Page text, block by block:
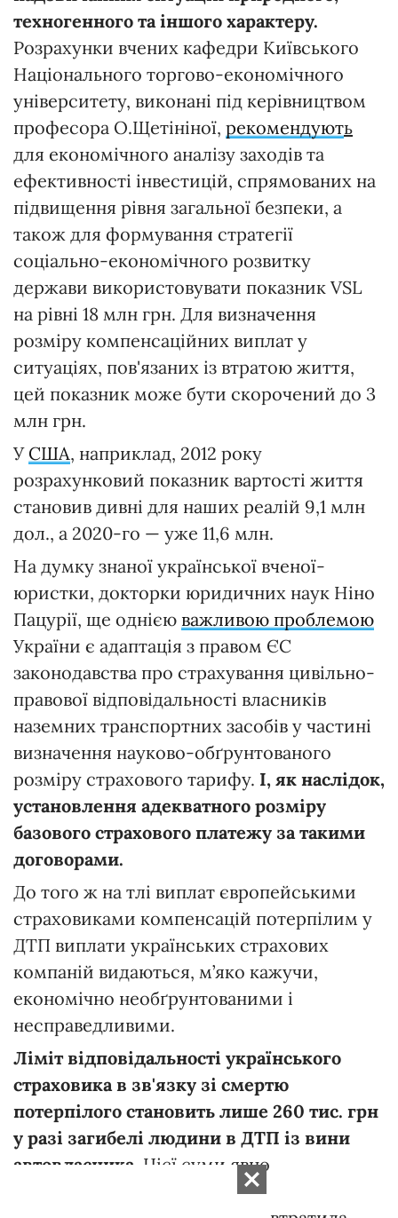
техногенного та іншого характеру.
Розрахунки вчених кафедри Київського
Національного торгово-економічного
університету, виконані під керівництвом
професора О.Щетініної, рекомендують
для економічного аналізу заходів та
ефективності інвестицій, спрямованих на
підвищення рівня загальної безпеки, а
також для формування стратегії
соціально-економічного розвитку
держави використовувати показник VSL
на рівні 18 млн грн. Для визначення
розміру компенсаційних виплат у
ситуаціях, пов'язаних із втратою життя,
цей показник може бути скорочений до 3
млн грн.
У США, наприклад, 2012 року
розрахунковий показник вартості життя
становив дивні для наших реалій 9,1 млн
дол., а 2020-го — уже 11,6 млн.
На думку знаної української вченої-
юристки, докторки юридичних наук Ніно
Пацурії, ще однією важливою проблемою
України є адаптація з правом ЄС
законодавства про страхування цивільно-
правової відповідальності власників
наземних транспортних засобів у частині
визначення науково-обґрунтованого
розміру страхового тарифу. І, як наслідок,
установлення адекватного розміру
базового страхового платежу за такими
договорами.
До того ж на тлі виплат європейськими
страховиками компенсацій потерпілим у
ДТП виплати українських страхових
компаній видаються, м’яко кажучи,
економічно необґрунтованими і
несправедливими.
Ліміт відповідальності українського
страховика в зв'язку зі смертю
потерпілого становить лише 260 тис. грн
у разі загибелі людини в ДТП із вини
автовласника. Цієї суми явно
недостатньо, щоб відновити